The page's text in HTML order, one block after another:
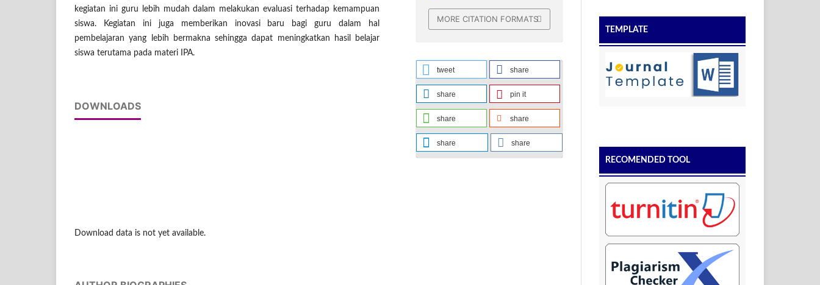
kegiatan ini guru lebih mudah dalam melakukan evaluasi terhadap kemampuan
siswa. Kegiatan ini juga memberikan inovasi baru bagi guru dalam hal
pembelajaran yang lebih bermakna sehingga dapat meningkatkan hasil belajar
siswa terutama pada materi IPA.
DOWNLOADS
Download data is not yet available.
MORE CITATION FORMATS
tweet share
share pin it
share share
share share
TEMPLATE
RECOMENDED TOOL